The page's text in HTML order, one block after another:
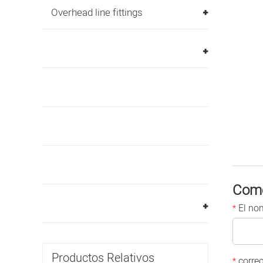
Overhead line fittings
Productos Relativos
* El